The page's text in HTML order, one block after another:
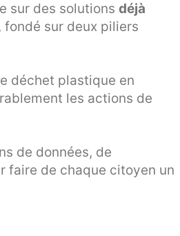
sur des solutions déjà
, fondé sur deux piliers
déchet plastique en
les actions de
de données, de
faire de chaque citoyen un